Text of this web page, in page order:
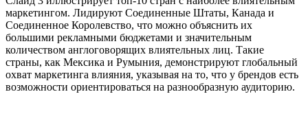
маркетингом. Лидируют Соединенные Штаты, Канада и
Соединенное Королевство, что можно объяснить их
большими рекламными бюджетами и значительным
количеством англоговорящих влиятельных лиц. Такие
страны, как Мексика и Румыния, демонстрируют глобальный
охват маркетинга влияния, указывая на то, что у брендов есть
возможности ориентироваться на разнообразную аудиторию.